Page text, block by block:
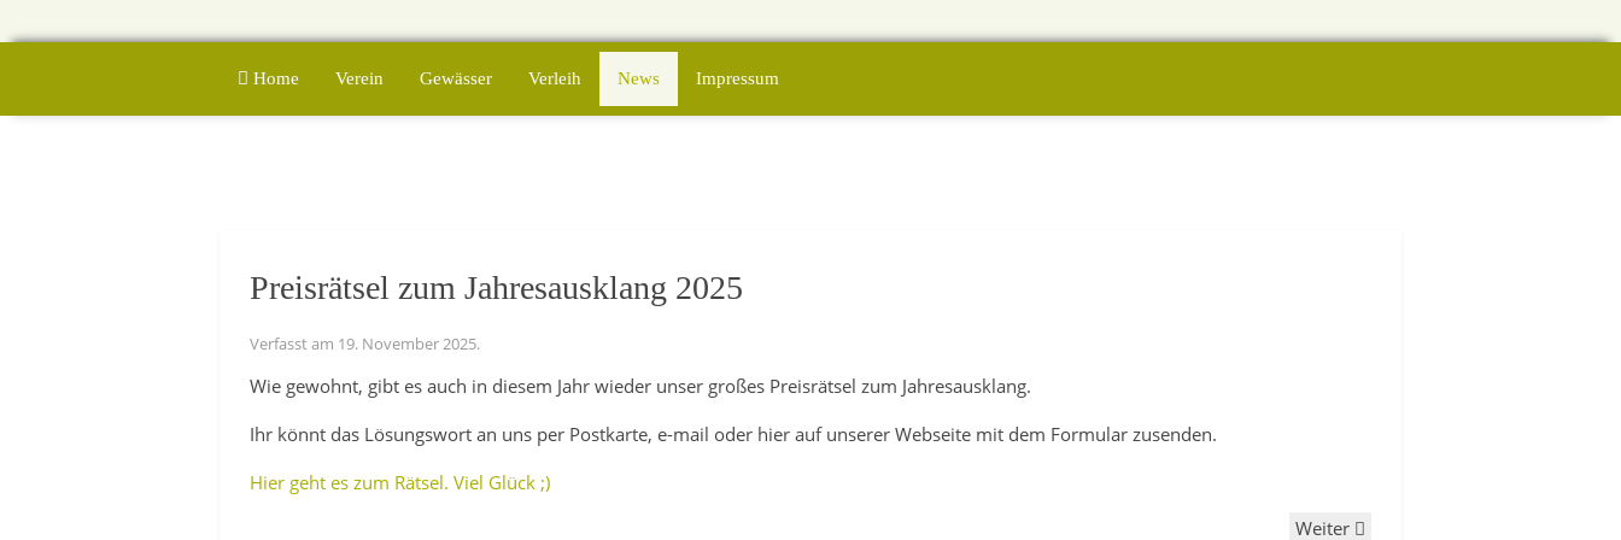
Home Verein Gewässer Verleih News Impressum
Preisrätsel zum Jahresausklang 2025
Verfasst am 19. November 2025.
Wie gewohnt, gibt es auch in diesem Jahr wieder unser großes Preisrätsel zum Jahresausklang.
Ihr könnt das Lösungswort an uns per Postkarte, e-mail oder hier auf unserer Webseite mit dem Formular zusenden.
Hier geht es zum Rätsel. Viel Glück ;)
Weiter